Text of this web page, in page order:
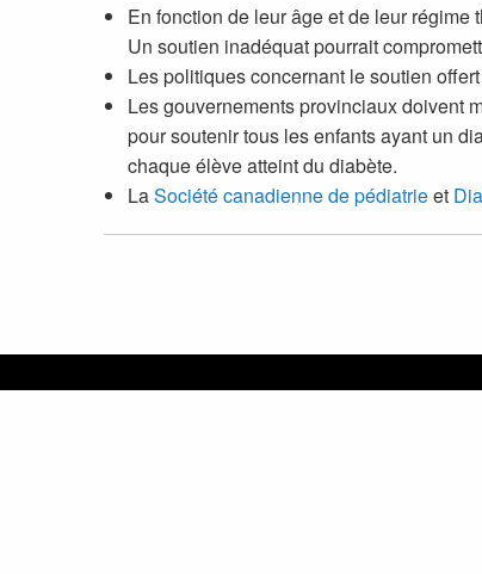
En fonction de leur âge et de leur
Un soutien inadéquat pourrait
Les politiques concernant le soutien
Les gouvernements provinciaux doivent
pour soutenir tous les enfants ayant un
chaque élève atteint du diabète.
LaSociété canadienne de pédiatrieet